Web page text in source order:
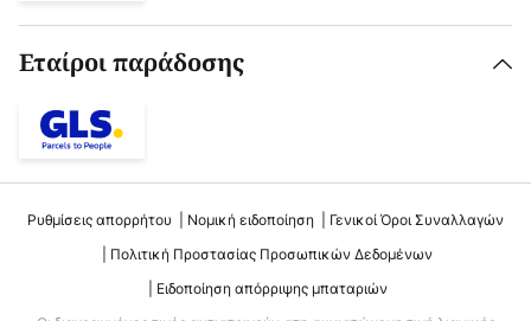
Εταίροι παράδοσης
Ρυθμίσεις απορρήτου Νομική ειδοποίηση
Γενικοί Όροι Συναλλαγών
Πολιτική Προστασίας Προσωπικών Δεδομένων
Ειδοποίηση απόρριψης μπαταριών